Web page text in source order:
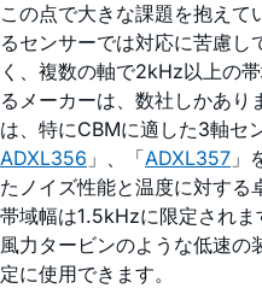
この点で大きな課題を抱えて
るセンサーでは対応に苦慮し
く、複数の軸で2kHz以上の
るメーカーは、数社しかあ
は、特にCBMに適した3軸セ
ADXL356 」、「ADXL357 」
たノイズ性能と温度に対する
帯域幅は1.5kHzに限定されま
風力タービンのような低速の
定に使用できます。